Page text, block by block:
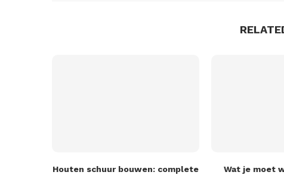
Houten schuur bouwen: complete
Wat je moet